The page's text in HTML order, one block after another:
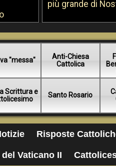
più grande di
"messa"
Anti-Chiesa
Cattolica
Scrittura e
Santo Rosario
Risposte
Vaticano II